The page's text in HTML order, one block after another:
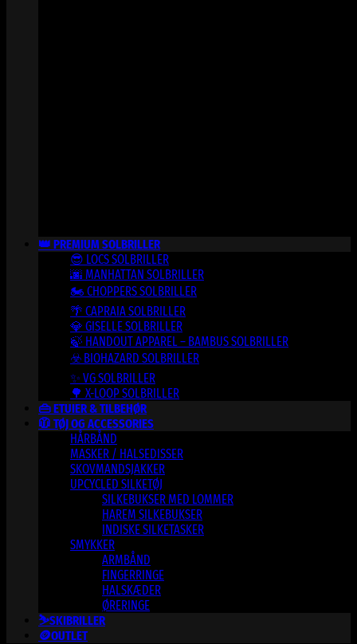
👑 PREMIUM SOLBRILLER
😎 LOCS SOLBRILLER
🌆 MANHATTAN SOLBRILLER
🏍️ CHOPPERS SOLBRILLER
🌴 CAPRAIA SOLBRILLER
💎 GISELLE SOLBRILLER
🍃 HANDOUT APPAREL – BAMBUS SOLBRILLER
☣️ BIOHAZARD SOLBRILLER
✨ VG SOLBRILLER
🌳 X-LOOP SOLBRILLER
👜 ETUIER & TILBEHØR
🧥 TØJ OG ACCESSORIES
HÅRBÅND
MASKER / HALSEDISSER
SKOVMANDSJAKKER
UPCYCLED SILKETØJ
SILKEBUKSER MED LOMMER
HAREM SILKEBUKSER
INDISKE SILKETASKER
SMYKKER
ARMBÅND
FINGERRINGE
HALSKÆDER
ØRERINGE
⛷️SKIBRILLER
🪙OUTLET